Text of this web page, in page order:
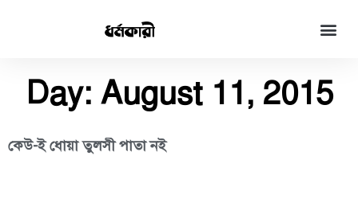
Day: August 11, 2015
কেউ-ই ধোয়া তুলসী পাতা নই